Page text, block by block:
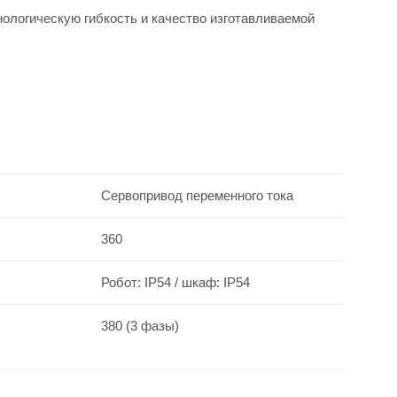
гибкость и качество изготавливаемой
Сервопривод переменного тока
360
Робот: IP54 / шкаф: IP54
380 (3 фазы)